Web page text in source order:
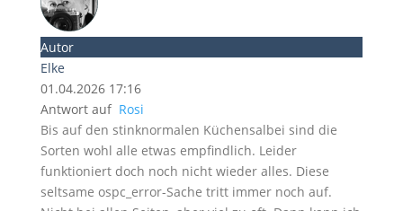
Autor
Elke
01.04.2026 17:16
Antwort auf Rosi
Bis auf den stinknormalen Küchensalbei sind die
Sorten wohl alle etwas empfindlich. Leider
funktioniert doch noch nicht wieder alles. Diese
seltsame ospc_error-Sache tritt immer noch auf.